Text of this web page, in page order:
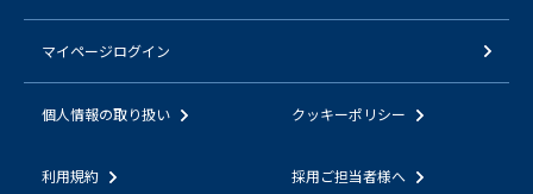
マイページログイン
個人情報の取り扱い クッキーポリシー
利用規約 採用ご担当者様へ